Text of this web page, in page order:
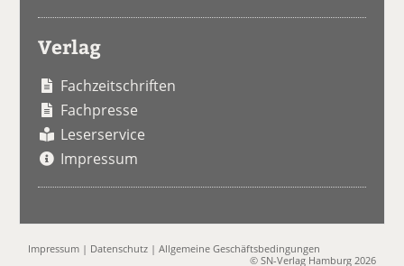
Verlag
Fachzeitschriften
Fachpresse
Leserservice
Impressum
Impressum | Datenschutz |Allgemeine Geschäftsbedingungen
© SN-Verlag Hamburg 2026